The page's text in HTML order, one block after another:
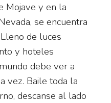
Mojave y en la
se encuentra
de luces
y hoteles
debe ver a
vez. Baile toda la
descanse al lado